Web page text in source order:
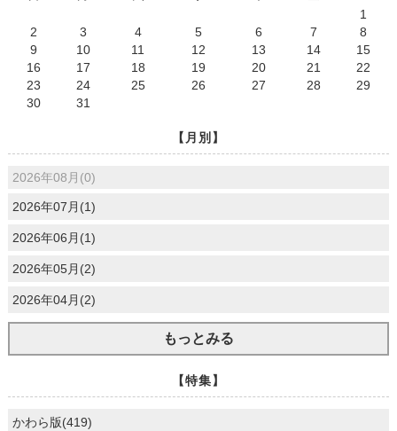
1
2
3 4 5 6 7
8
9
10 11 12 13 14
15
16
17 18 19 20 21
22
23
24 25 26 27 28
29
30
31
【月別】
2026年08月(0)
2026年07月(1)
2026年06月(1)
2026年05月(2)
2026年04月(2)
もっとみる
【特集】
かわら版(419)